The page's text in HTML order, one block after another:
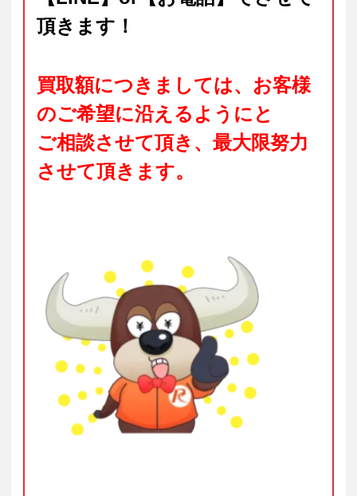
頂きます！
買取額につきましては、お客様
のご希望に沿えるようにと
ご相談させて頂き、最大限努力
させて頂きます。